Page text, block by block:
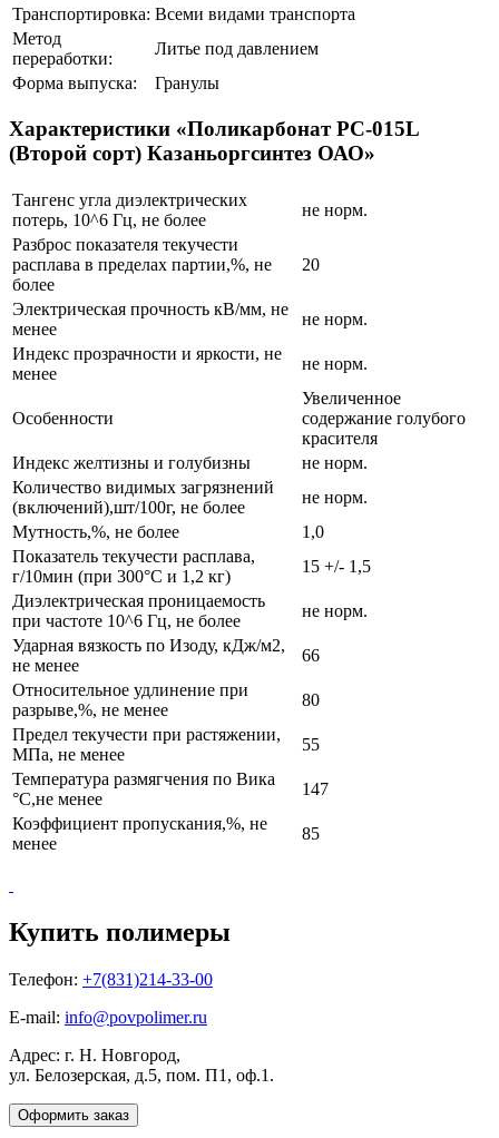
Транспортировка: Всеми видами транспорта
Метод
переработки:
Литье под давлением
Форма выпуска:
Гранулы
Характеристики «Поликарбонат РС-015L
(Второй сорт) Казаньоргсинтез ОАО»
Тангенс угла диэлектрических
потерь, 10^6 Гц, не более
не норм.
Разброс показателя текучести
расплава в пределах партии,%, не
более
20
Электрическая прочность кВ/мм, не
менее
не норм.
Индекс прозрачности и яркости, не
менее
не норм.
Особенности
Увеличенное
содержание голубого
красителя
Индекс желтизны и голубизны
не норм.
Количество видимых загрязнений
(включений),шт/100г, не более
не норм.
Мутность,%, не более
1,0
Показатель текучести расплава,
г/10мин (при 300°С и 1,2 кг)
15 +/- 1,5
Диэлектрическая проницаемость
при частоте 10^6 Гц, не более
не норм.
Ударная вязкость по Изоду, кДж/м2,
не менее
66
Относительное удлинение при
разрыве,%, не менее
80
Предел текучести при растяжении,
МПа, не менее
55
Температура размягчения по Вика
°С,не менее
147
Коэффициент пропускания,%, не
менее
85
Купить полимеры
Телефон: +7(831)214-33-00
E-mail: info@povpolimer.ru
Адрес: г. Н. Новгород,
ул. Белозерская, д.5, пом. П1, оф.1.
Оформить заказ